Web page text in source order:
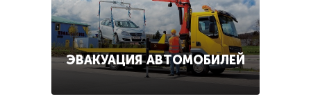
ЭВАКУАЦИЯ АВТОМОБИЛЕЙ